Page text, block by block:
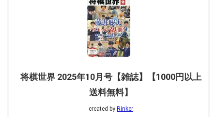
将棋世界 2025年10月号【雑誌】【1000円以上
送料無料】
created by Rinker